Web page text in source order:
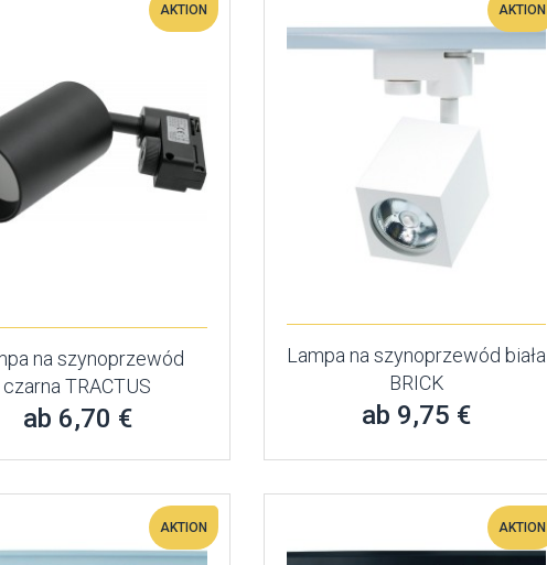
AKTION
na szynoprzewód
czarna TRACTUS
ab 6,70 €
AKTION
Lampa na szynoprzewód biała
BRICK
ab 9,75 €
AKTION AKTION